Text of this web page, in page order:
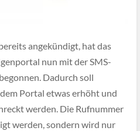
angekündigt, hat das
nun mit der SMS-
Dadurch soll
Portal etwas erhöht und
werden. Die Rufnummer
werden, sondern wird nur